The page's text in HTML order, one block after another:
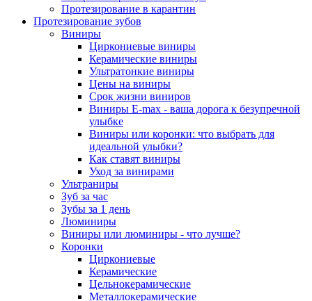
Протезирование в карантин
Протезирование зубов
Виниры
Циркониевые виниры
Керамические виниры
Ультратонкие виниры
Цены на виниры
Срок жизни виниров
Виниры E-max - ваша дорога к безупречной
улыбке
Виниры или коронки: что выбрать для
идеальной улыбки?
Как ставят виниры
Уход за винирами
Ультраниры
Зуб за час
Зубы за 1 день
Люминиры
Виниры или люминиры - что лучше?
Коронки
Циркониевые
Керамические
Цельнокерамические
Металлокерамические